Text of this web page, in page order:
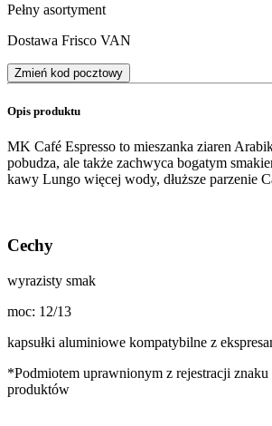
Pełny asortyment
Dostawa Frisco VAN
Zmień kod pocztowy
Opis produktu
MK Café Espresso to mieszanka ziaren
pobudza, ale także zachwyca bogatym
kawy Lungo więcej wody, dłuższe parzenie
Cechy
wyrazisty smak
moc: 12/13
kapsułki aluminiowe kompatybilne z
*Podmiotem uprawnionym z rejestracji
produktów